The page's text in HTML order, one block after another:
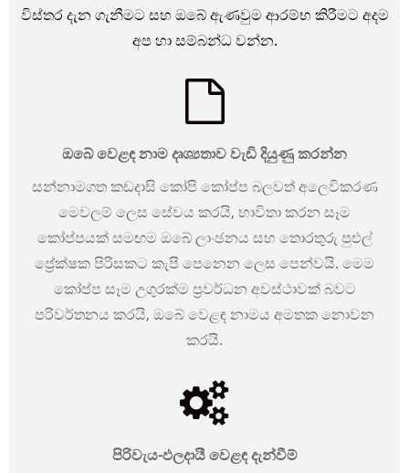
විස්තර දැන ගැනීමට සහ ඔබේ ඇණවුම ආරම්භ කිරීමට අදම
අප හා සම්බන්ධ වන්න.
ඔබේ වෙළඳ නාම දෘශ්‍යතාව වැඩි දියුණු කරන්න
සන්නාමගත කඩදාසි කෝපි කෝප්ප බලවත් අලෙවිකරණ
මෙවලම් ලෙස සේවය කරයි, භාවිතා කරන සෑම
කෝප්පයක් සමඟම ඔබේ ලාංඡනය සහ තොරතුරු පුළුල්
ප්‍රේක්ෂක පිරිසකට කැපී පෙනෙන ලෙස පෙන්වයි. මෙම
කෝප්ප සෑම උගුරක්ම ප්‍රවර්ධන අවස්ථාවක් බවට
පරිවර්තනය කරයි, ඔබේ වෙළඳ නාමය අමතක නොවන
කරයි.
පිරිවැය-ඵලදායී වෙළඳ දැන්වීම්